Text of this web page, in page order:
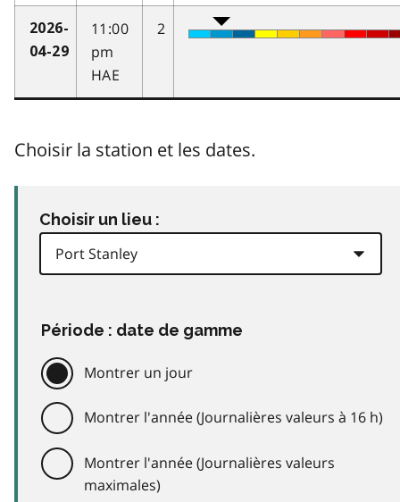
2026-
04-29
11:00
pm
HAE
2
Choisir la station et les dates.
Choisir un lieu :
Période : date de gamme
Montrer un jour
Montrer l'année (Journalières valeurs à 16 h)
Montrer l'année (Journalières valeurs
maximales)